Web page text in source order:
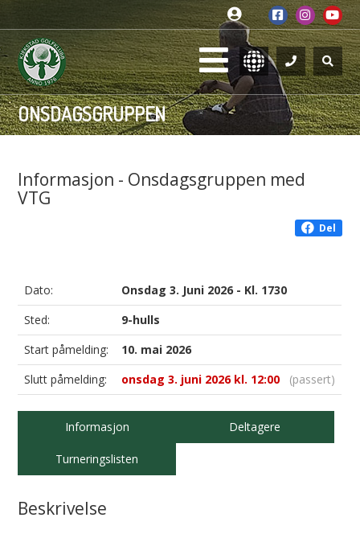
ONSDAGSGRUPPEN
Informasjon - Onsdagsgruppen med
VTG
Del
Dato:
Onsdag 3. Juni 2026 - Kl. 1730
Sted:
9-hulls
Start påmelding:
10. mai 2026
Slutt påmelding:
onsdag 3. juni 2026 kl. 12:00 (passert)
Informasjon Deltagere
Turneringslisten
Beskrivelse